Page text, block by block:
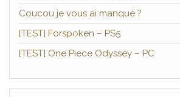
Coucou je vous ai manqué ?
[TEST] Forspoken – PS5
[TEST] One Piece Odyssey – PC